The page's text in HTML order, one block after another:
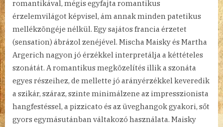
romantikával, mégis egyfajta romantikus
érzelemvilágot képvisel, ám annak minden patetikus
mellékzöngéje nélkül. Egy sajátos francia érzetet
(sensation) ábrázol zenéjével. Mischa Maisky és Martha
Argerich nagyon jó érzékkel interpretálja a kéttételes
szonátát. A romantikus megközelítés illik a szonáta
egyes részeihez, de mellette jó arányérzékkel keveredik
a szikár, száraz, szinte minimálzene az impresszionista
hangfestéssel, a pizzicato és az üveghangok gyakori, sőt
gyors egymásutánban váltakozó használata. Maisky